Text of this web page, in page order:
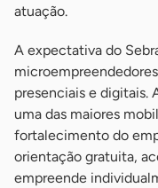
atuação.
A expectativa do
presenciais e digitais.
uma das maiores
fortalecimento do
orientação gratuita,
empreende